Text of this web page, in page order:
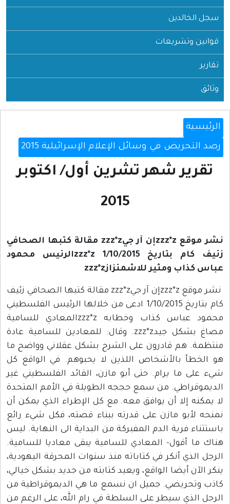
سجل الخالدين
قوانين وتشريعات
تقارير
وثائق
الرئيسية
رصد التحريض في وسائل الإعلام الإسرائيلية 2015
تقرير شهر تشرين أول/ اكتوبر
2015
نشر موقع zzz*zإن آر جيzzz*z مقالة كتبها الصحافي
زئيف كام بتاريخ 1/10/2015 zzz*zالرئيس محمود
عباس كذاب ومثير للاشمئزازzzz*z
نشر موقع zzz*zإن آر جيzzz*z مقالة كتبها الصحافي زئيف
كام بتاريخ 1/10/2015 ادعى من خلالها الرئيس الفلسطيني
محمود عباس كذاب وخطابه zzz*zالمعادي للسامية
مصاغ بشكل جيدzzz*z. وقال: للمعادين للسامية عادة
منتظمة. هم قادرون على الشرح بشكل عقلاني وواضح ما
هو الخطأ بالأشخاص اللذين لا يحبوهم. في الواقع كل
شيء على ما يرام. حتى أبو مازن، القائد الفلسطيني غير
الديموقراطي. من سمع حججه الطويلة في الأمم المتحدة
لا يمكنه إلا أن يوافق معه. مع كل الإطراء الذي يمكن أن
نمنحه لأبو مازن على قدرته ببناء قصته، فكل شيء رائع
باستثناء فرية الدم المفبركة من البداية الى النهاية. ليس
هناك ما أقول- المعادي للسامية يبقى معاديا للسامية.
الرجل الذي أنكر في كتاباته منذ سنوات المحرقة اليهودية،
ينكر الآن أيضا الواقع، ويعيد كتابته من جديد بشكل خيالي،
كاذب وتحريضي. جميل ان نسمع ما هي الديموقراطية من
الرجل الذي سيطر على السلطة في رام الله، على الرغم من